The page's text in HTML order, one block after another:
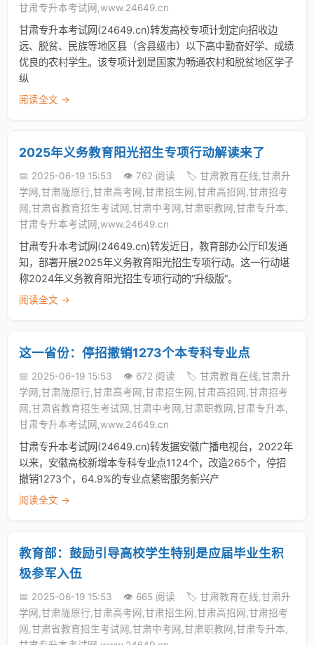
甘肃专升本考试网,www.24649.cn
甘肃专升本考试网(24649.cn)转发高校专项计划定向招收边
远、脱贫、民族等地区县（含县级市）以下高中勤奋好学、成绩
优良的农村学生。该专项计划是国家为畅通农村和脱贫地区学子
纵
阅读全文 →
2025年义务教育阳光招生专项行动解读来了
📅 2025-06-19 15:53 👁️ 762 阅读
🏷️ 甘肃教育在线,甘肃升
学网,甘肃陇原行,甘肃高考网,甘肃招生网,甘肃高招网,甘肃招考
网,甘肃省教育招生考试网,甘肃中考网,甘肃职教网,甘肃专升本,
甘肃专升本考试网,www.24649.cn
甘肃专升本考试网(24649.cn)转发近日，教育部办公厅印发通
知，部署开展2025年义务教育阳光招生专项行动。这一行动堪
称2024年义务教育阳光招生专项行动的“升级版”。
阅读全文 →
这一省份：停招撤销1273个本专科专业点
📅 2025-06-19 15:53 👁️ 672 阅读
🏷️ 甘肃教育在线,甘肃升
学网,甘肃陇原行,甘肃高考网,甘肃招生网,甘肃高招网,甘肃招考
网,甘肃省教育招生考试网,甘肃中考网,甘肃职教网,甘肃专升本,
甘肃专升本考试网,www.24649.cn
甘肃专升本考试网(24649.cn)转发据安徽广播电视台，2022年
以来，安徽高校新增本专科专业点1124个，改造265个，停招
撤销1273个，64.9%的专业点紧密服务新兴产
阅读全文 →
教育部：鼓励引导高校学生特别是应届毕业生积
极参军入伍
📅 2025-06-19 15:53 👁️ 665 阅读
🏷️ 甘肃教育在线,甘肃升
学网,甘肃陇原行,甘肃高考网,甘肃招生网,甘肃高招网,甘肃招考
网,甘肃省教育招生考试网,甘肃中考网,甘肃职教网,甘肃专升本,